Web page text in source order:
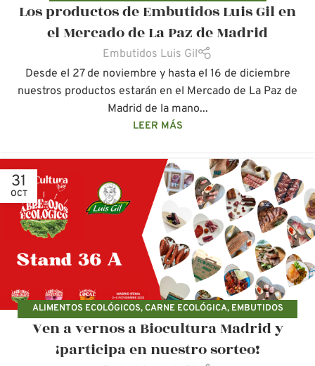
Los productos de Embutidos Luis Gil en
el Mercado de La Paz de Madrid
Embutidos Luis Gil
Desde el 27 de noviembre y hasta el 16 de diciembre
nuestros productos estarán en el Mercado de La Paz de
Madrid de la mano...
LEER MÁS
31
OCT
ALIMENTOS ECOLÓGICOS,CARNE ECOLÓGICA, EMBUTIDOS
ECOLÓGICOS ,FERIAS ECOLÓGICAS
Ven a vernos a Biocultura Madrid y
¡participa en nuestro sorteo!